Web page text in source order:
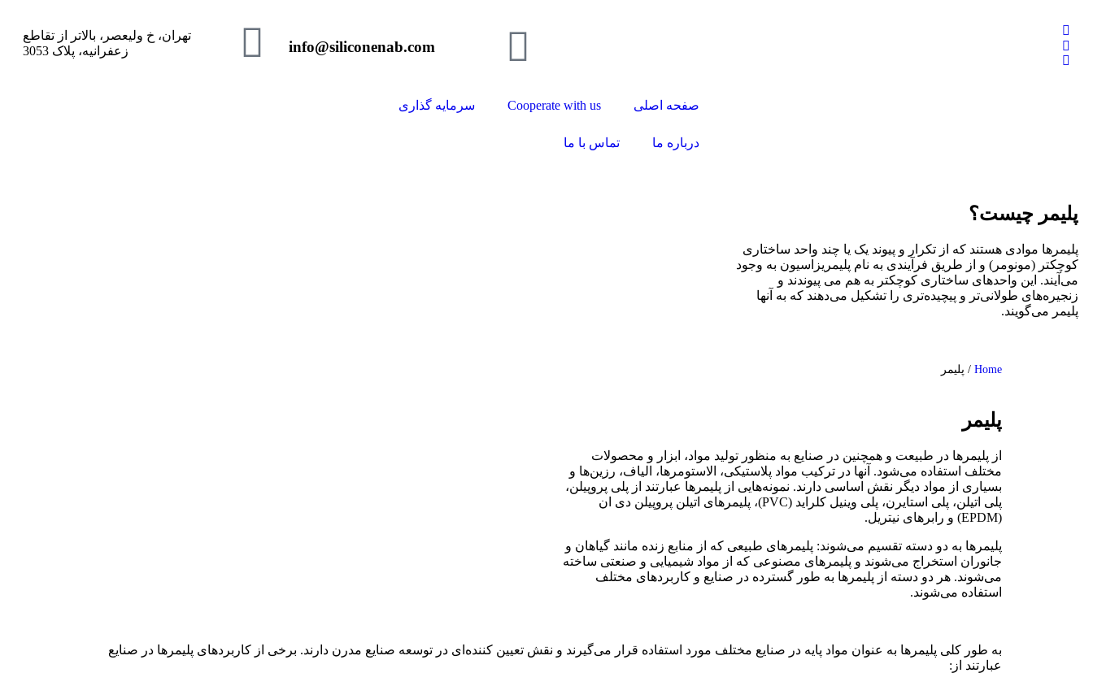
info@siliconenab.com
تهران، خ ولیعصر، بالاتر از تقاطع
زعفرانیه، پلاک 3053
صفحه اصلی Cooperate with us سرمایه گذاری
درباره ما تماس با ما
پلیمر چیست؟
پلیمرها موادی هستند که از تکرار و پیوند یک یا چند واحد ساختاری
کوچکتر (مونومر) و از طریق فرآیندی به نام پلیمریزاسیون به وجود
می‌آیند. این واحدهای ساختاری کوچکتر به هم می پیوندند و
زنجیره‌های طولانی‌تر و پیچیده‌تری را تشکیل می‌دهند که به آنها
پلیمر می‌گویند.
Home
/ پلیمر
پلیمر
از پلیمرها در طبیعت و همچنین در صنایع به منظور تولید مواد، ابزار و محصولات
مختلف استفاده می‌شود. آنها در ترکیب مواد پلاستیکی، الاستومرها، الیاف، رزین‌ها و
بسیاری از مواد دیگر نقش اساسی دارند. نمونه‌هایی از پلیمرها عبارتند از پلی پروپیلن،
پلی اتیلن، پلی استایرن، پلی وینیل کلراید (PVC)، پلیمرهای اتیلن پروپیلن دی ان
(EPDM) و رابرهای نیتریل.
پلیمرها به دو دسته تقسیم می‌شوند: پلیمرهای طبیعی که از منابع زنده مانند گیاهان و
جانوران استخراج می‌شوند و پلیمرهای مصنوعی که از مواد شیمیایی و صنعتی ساخته
می‌شوند. هر دو دسته از پلیمرها به طور گسترده در صنایع و کاربردهای مختلف
استفاده می‌شوند.
به طور کلی پلیمرها به عنوان مواد پایه در صنایع مختلف مورد استفاده قرار می‌گیرند و نقش تعیین کننده‌ای در توسعه صنایع مدرن دارند. برخی از کاربردهای پلیمرها در صنایع
عبارتند از: